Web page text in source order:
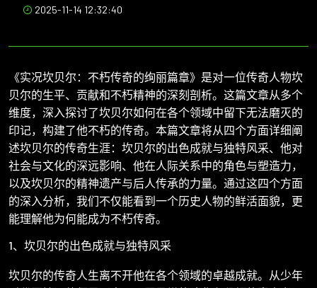
2025-11-14 12:32:40
《实况坎贝尔：不朽传奇的绚丽篇章》是对一位传奇人物坎
贝尔的生平、贡献和不朽精神的深刻剖析。这篇文章从多个
维度，深入探讨了坎贝尔如何在各个领域中留下无法磨灭的
印记，构建了他不朽的传奇。本篇文章将从四个方面详细阐
述坎贝尔的传奇生涯：坎贝尔的出色成就与独特风采、他对
社会与文化的深远影响、他在人际关系中的角色与塑造力，
以及坎贝尔的精神遗产与后人传承的力量。通过这四个方面
的深入分析，我们不仅能看到一个历史人物的鲜活面貌，更
能理解他为何能成为不朽传奇。
1、坎贝尔的出色成就与独特风采
坎贝尔的传奇人生离不开他在各个领域的卓越成就。从少年